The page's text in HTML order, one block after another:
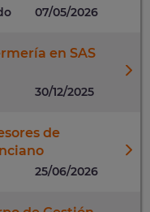
07/05/2026
en SAS
30/12/2025
de
25/06/2026